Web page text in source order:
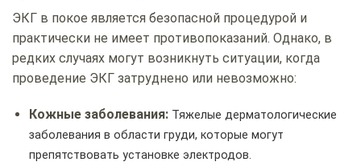
ЭКГ в покое является безопасной процедурой и
практически не имеет противопоказаний. Однако, в
редких случаях могут возникнуть ситуации, когда
проведение ЭКГ затруднено или невозможно:
Кожные заболевания: Тяжелые дерматологические
заболевания в области груди, которые могут
препятствовать установке электродов.